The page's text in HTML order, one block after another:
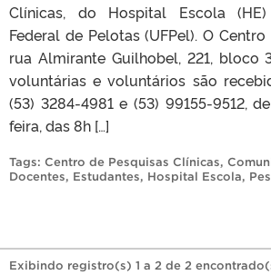
Clínicas, do Hospital Escola
Federal de Pelotas (UFPel). O
rua Almirante Guilhobel, 221, bloco
voluntárias e voluntários são
(53) 3284-4981 e (53) 99155-9512,
feira, das 8h […]
Tags: Centro de Pesquisas Clínicas,
Docentes, Estudantes, Hospital Escola,
Exibindo registro(s) 1 a 2 de 2